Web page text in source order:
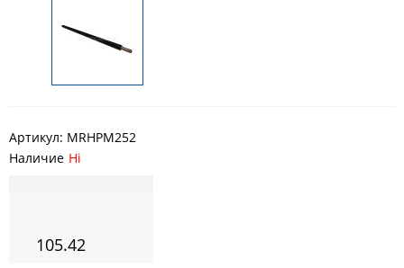
Артикул: MRHPM252
Наличие Ні
105.42